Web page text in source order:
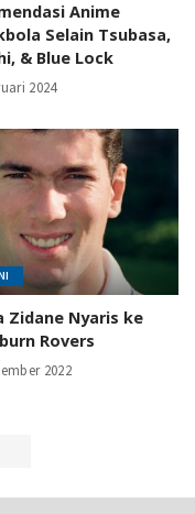
Anime
Selain Tsubasa,
& Blue Lock
2024
Zidane Nyaris ke
Rovers
2022